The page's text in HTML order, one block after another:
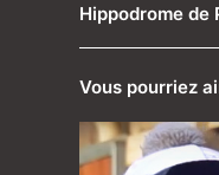
Hippodrome de
Vous pourriez